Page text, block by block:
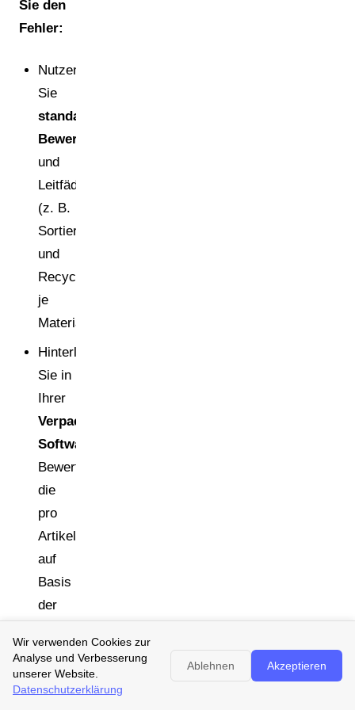
Sie den
Fehler:
Nutzen
Sie
standardisierte
Bewertungsmethoden
und
Leitfäden
(z. B.
Sortier-
und
Recyclingregeln
je
Materialstrom).
Hinterlegen
Sie in
Ihrer
Verpackungsmanagement-
Software
Bewertungslogiken,
die
pro
Artikel
auf
Basis
der
automatisch
eine
Recyclingfähigkeitsklasse
Wir verwenden Cookies zur
Analyse und Verbesserung
unserer Website.
Datenschutzerklärung
Ablehnen Akzeptieren